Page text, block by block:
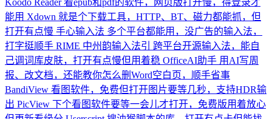
Koodo Reader 看epub和pdf的软件，网页版打开慢，得登录才
能用 Xdown 就是个下载工具，HTTP、BT、磁力都能抓，但
打开有点慢 手心输入法 多个平台都能用，没广告的输入法，
打字挺顺手 RIME 中州韵输入法引
跨平台开源输入法，能自
己调词库皮肤，打开有点慢但用着稳 OfficeAI助手 用AI写周
报、改文档，还能教你怎么删Word空白页，顺手省事
BandiView 看图软件，免费但打开图片要等几秒，支持HDR输
出 PicView 下个看图软件要等一会儿才打开，免费版用着放心